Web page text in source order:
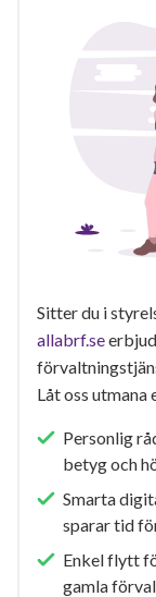
Sitter du i
allabrf.se
Låt oss
Personlig
betyg och
Smarta
sparar tid
Enkel flytt
gamla